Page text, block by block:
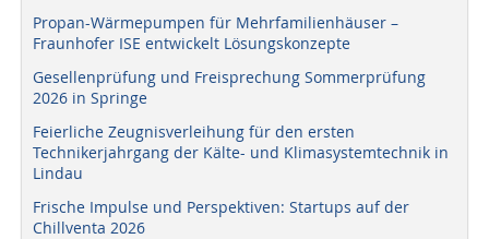
Propan-Wärmepumpen für Mehrfamilienhäuser –
Fraunhofer ISE entwickelt Lösungskonzepte
Gesellenprüfung und Freisprechung Sommerprüfung
2026 in Springe
Feierliche Zeugnisverleihung für den ersten
Technikerjahrgang der Kälte- und Klimasystemtechnik in
Lindau
Frische Impulse und Perspektiven: Startups auf der
Chillventa 2026